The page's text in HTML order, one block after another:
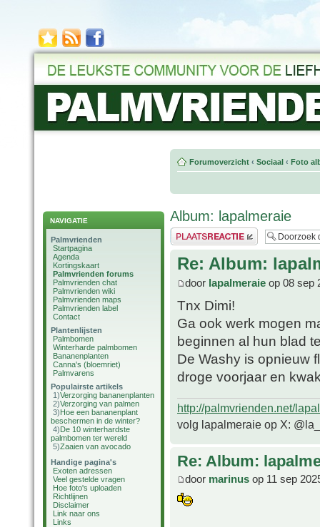
NAVIGATIE
Palmvrienden
Startpagina
Agenda
Kortingskaart
Palmvrienden forums
Palmvrienden chat
Palmvrienden wiki
Palmvrienden maps
Palmvrienden label
Contact
Plantenlijsten
Palmbomen
Winterharde palmbomen
Bananenplanten
Canna's (bloemriet)
Palmvarens
Populairste artikels
1)Verzorging bananenplanten
2)Verzorging van palmen
3)Hoe een bananenplant
beschermen in de winter?
4)De 10 winterhardste
palmbomen ter wereld
5)Zaaien van avocado
Handige pagina's
Exoten adressen
Veel gestelde vragen
Hoe foto's uploaden
Richtlijnen
Disclaimer
Link naar ons
Links
Forumoverzicht ‹ Sociaal ‹ Foto
Album: lapalmeraie
Plaats een reactie
Re: Album:
door lapalmeraie op 08 sep
Tnx Dimi!
Ga ook werk mogen
beginnen al hun blad
De Washy is opnieuw
droge voorjaar en
http://palmvrienden.net/
volg lapalmeraie op X:
Re: Album:
door marinus op 11 sep